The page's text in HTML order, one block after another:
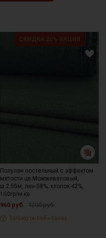
Полулен постельный с эффектом
мятости цв.Можжевеловый,
ш.2.55м, лен-58%, хлопок-42%,
160гр/м.кв
960 руб. 1200 руб.
Только онлайн-заказ